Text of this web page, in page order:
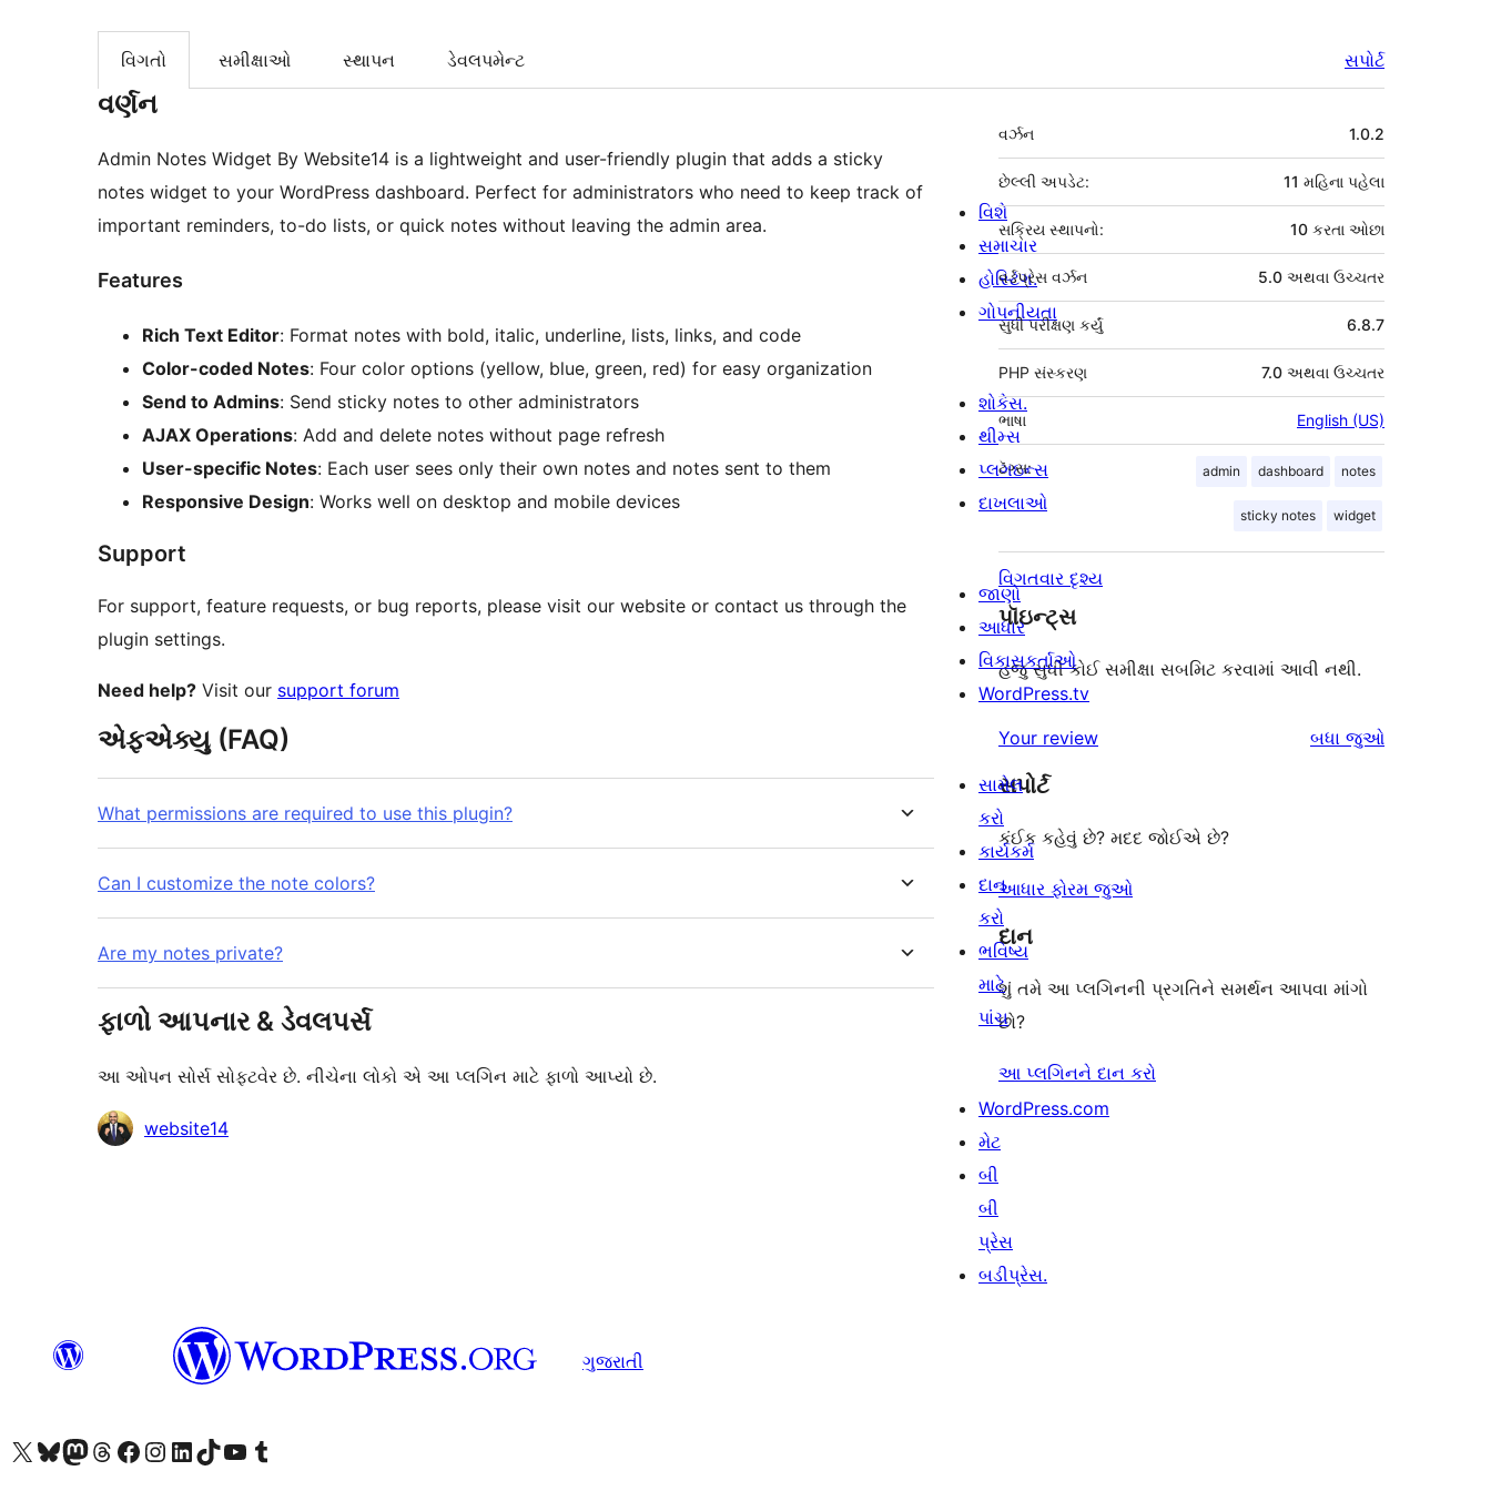
વિગતો સમીક્ષાઓ સ્થાપન ડેવલપમેન્ટ સપોર્ટ
વર્ણન
Admin Notes Widget By Website14 is a lightweight and user-friendly plugin that adds a sticky
notes widget to your WordPress dashboard. Perfect for administrators who need to keep track of
important reminders, to-do lists, or quick notes without leaving the admin area.
Features
Rich Text Editor: Format notes with bold, italic, underline, lists, links, and code
Color-coded Notes: Four color options (yellow, blue, green, red) for easy organization
Send to Admins: Send sticky notes to other administrators
AJAX Operations: Add and delete notes without page refresh
User-specific Notes: Each user sees only their own notes and notes sent to them
Responsive Design: Works well on desktop and mobile devices
Support
For support, feature requests, or bug reports, please visit our website or contact us through the
plugin settings.
Need help? Visit our support forum
એફએક્યુ (FAQ)
What permissions are required to use this plugin?
Can I customize the note colors?
Are my notes private?
ફાળો આપનાર & ડેવલપર્સ
આ ઓપન સોર્સ સોફ્ટવેર છે. નીચેના લોકો એ આ પ્લગિન માટે ફાળો આપ્યો છે.
ફાળો website14
મેટા
વર્ઝન 1.0.2
છેલ્લી અપડેટ: 11 મહિના પહેલા
સક્રિય સ્થાપનો: 10 કરતા ઓછા
વર્ડપ્રેસ વર્ઝન 5.0 અથવા ઉચ્ચતર
6.8.7
સુધી પરીક્ષણ કર્યું
PHP સંસ્કરણ 7.0 અથવા ઉચ્ચતર
ભાષા English (US)
ટૅગ્સ: admin dashboard notes
sticky notes widget
વિગતવાર દૃશ્ય
પૉઇન્ટ્સ
હજુ સુધી કોઈ સમીક્ષા સબમિટ કરવામાં આવી નથી.
Your review બધા સમીક્ષાઓ
જુઓ
સપોર્ટ
કંઈક કહેવું છે? મદદ જોઈએ છે?
આધાર ફોરમ જુઓ
દાન
શું તમે આ પ્લગિનની પ્રગતિને સમર્થન આપવા માંગો
છો?
આ પ્લગિનને દાન કરો
વિશે
સમાચાર
હોસ્ટિંગ.
ગોપનીયતા
શોકેસ.
થીમ્સ
પ્લગઇન્સ
દાખલાઓ
જાણો
આધાર
વિકાસકર્તાઓ
WordPress.tv
સામેલ
કરો
કાર્યકર્મ
દાન
કરો
ભવિષ્ય
માટે
પાંચ
WordPress.com
મેટ
બી
બી
પ્રેસ
બડીપ્રેસ.
ગુજરાતી
અમારા X (અગાઉ ટ્વિટર) એકાઉન્ટની મુલાકાત લોઅમારા Bluesky એકાઉન્ટની મુલાકાત લોઅમારા માસ્ટોડોન એકાઉન્ટની મુલાકાત લોઅમારા Threads એકાઉન્ટની મુલાકાત લો અમારા ફેસબુક પેજની મુલાકાત લોઅમારા ઇન્સ્ટાગ્રામ એકાઉન્ટની મુલાકાત લો અમારા LinkedIn એકાઉન્ટની મુલાકાત લોઅમારા TikTok એકાઉન્ટની મુલાકાત લોઅમારી YouTube ચેનલની મુલાકાત લો અમારા Tumblr એકાઉન્ટની મુલાકાત લો